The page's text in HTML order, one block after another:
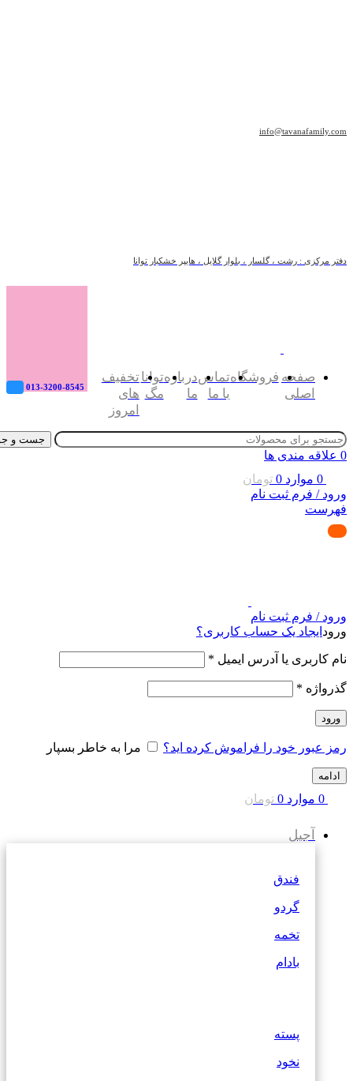
info@tavanafamily.com
دفتر مرکزی : رشت ، گلسار ، بلوار گلایل ، هایپر خشکبار توانا
013-3200-8545
صفحه
اصلی
فروشگاهتماس
با ما
درباره
ما
توانا
مگ
تخفیف
های
امروز
جست و
0 علاقه مندی ها
0 موارد 0 تومان
ورود / فرم ثبت نام
فهرست
ورود / فرم ثبت نام
ورود ایجاد یک حساب کاربری؟
نام کاربری یا آدرس ایمیل *
گذرواژه *
ورود
رمز عبور خود را فراموش کرده اید؟ مرا به خاطر بسپار
ادامه
0 موارد 0 تومان
آجیل
فندق
گردو
تخمه
بادام
پسته
نخود